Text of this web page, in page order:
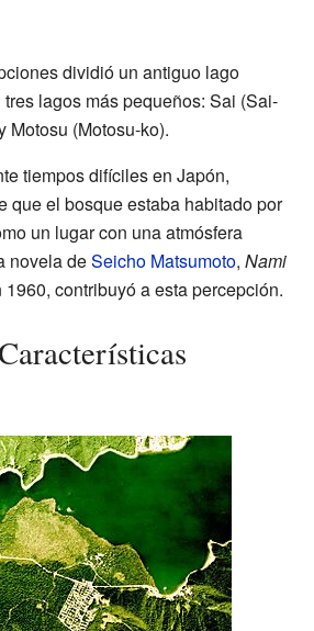
dividió un antiguo lago
lagos más pequeños: Sai (Sai-
Motosu (Motosu-ko).
tiempos difíciles en Japón,
que el bosque estaba habitado por
un lugar con una atmósfera
novela deSeicho Matsumoto, Nami
contribuyó a esta percepción.